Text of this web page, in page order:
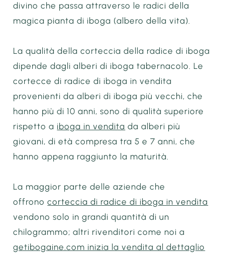
divino che passa attraverso le radici della
magica pianta di iboga (albero della vita).
La qualità della corteccia della radice di iboga
dipende dagli alberi di iboga tabernacolo. Le
cortecce di radice di iboga in vendita
provenienti da alberi di iboga più vecchi, che
hanno più di 10 anni, sono di qualità superiore
rispetto a iboga in vendita da alberi più
giovani, di età compresa tra 5 e 7 anni, che
hanno appena raggiunto la maturità.
La maggior parte delle aziende che
offronocorteccia di radice di iboga in vendita
vendono solo in grandi quantità di un
chilogrammo; altri rivenditori come noi a
getibogaine.com inizia la vendita al dettaglio